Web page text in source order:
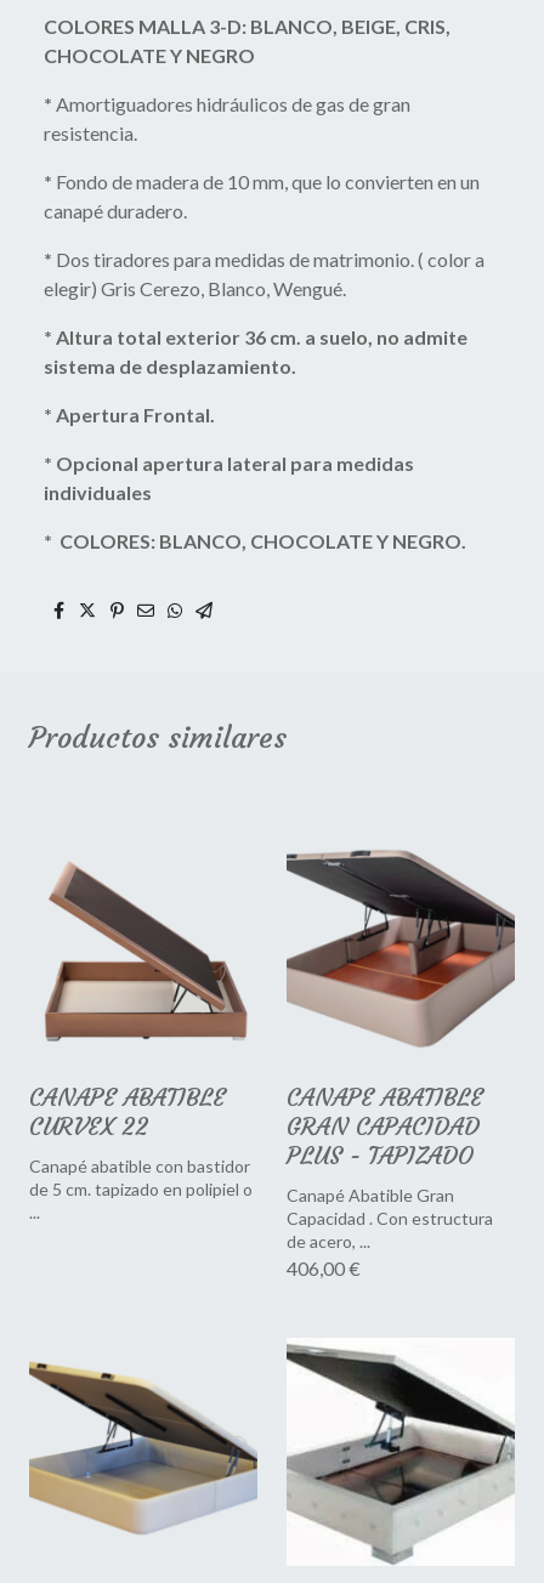
COLORES MALLA 3-D: BLANCO, BEIGE, CRIS,
CHOCOLATE Y NEGRO
* Amortiguadores hidráulicos de gas de gran
resistencia.
* Fondo de madera de 10 mm, que lo convierten en un
canapé duradero.
* Dos tiradores para medidas de matrimonio. ( color a
elegir) Gris Cerezo, Blanco, Wengué.
* Altura total exterior 36 cm. a suelo, no admite
sistema de desplazamiento.
* Apertura Frontal.
* Opcional apertura lateral para medidas
individuales
* COLORES: BLANCO, CHOCOLATE Y NEGRO.
Productos similares
CANAPE ABATIBLE
CURVEX 22
Canapé abatible con bastidor
de 5 cm. tapizado en polipiel o
...
CANAPE ABATIBLE
GRAN CAPACIDAD
PLUS - TAPIZADO
Canapé Abatible Gran
Capacidad . Con estructura
de acero, ...
406,00 €